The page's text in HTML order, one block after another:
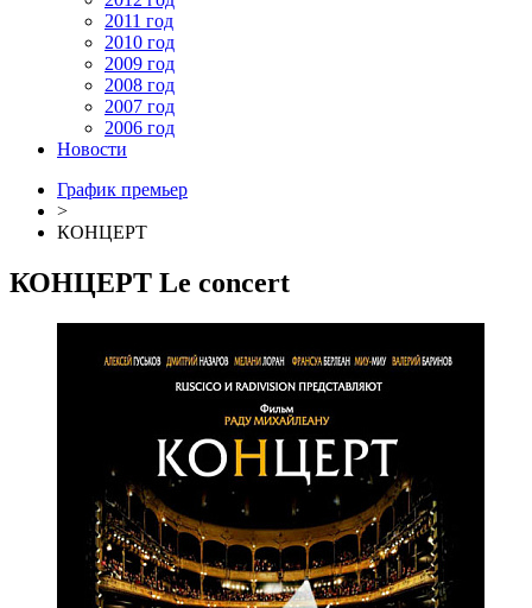
2011 год
2010 год
2009 год
2008 год
2007 год
2006 год
Новости
График премьер
>
КОНЦЕРТ
КОНЦЕРТ Le concert